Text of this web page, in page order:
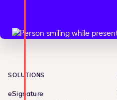
SOLUTIONS
eSignature